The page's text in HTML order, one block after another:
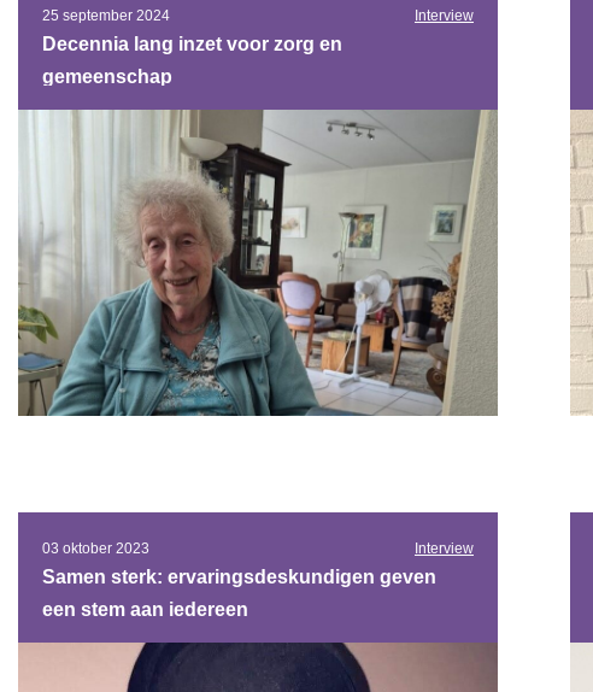
25 september 2024 Interview
Decennia lang inzet voor zorg en
gemeenschap
03 oktober 2023 Interview
Samen sterk: ervaringsdeskundigen geven
een stem aan iedereen